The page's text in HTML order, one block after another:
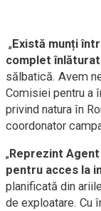
„Există munți
complet înlăturat
sălbatică. Avem
Comisiei pentru a
privind natura în
coordonator
„Reprezint
pentru acces la
planificată din
de exploatare. Cu